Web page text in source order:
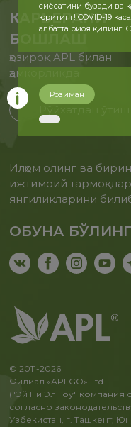
КАРЬЕРАНИ
БОШЛАШ
ҳозироқ APL билан
ҳамкорликда
Илҳом олинг ва
ижтимоий
янгиликларини
ОБУНА
© 2011-2026
Филиал «APLGO» Ltd.
("Эй Пи Эл Гоу" компания
согласно
Узбекистан, г. Ташкент,
сиёсатини бузади ва
юритинг! COVID-19
албатта риоя қилинг.
Розиман